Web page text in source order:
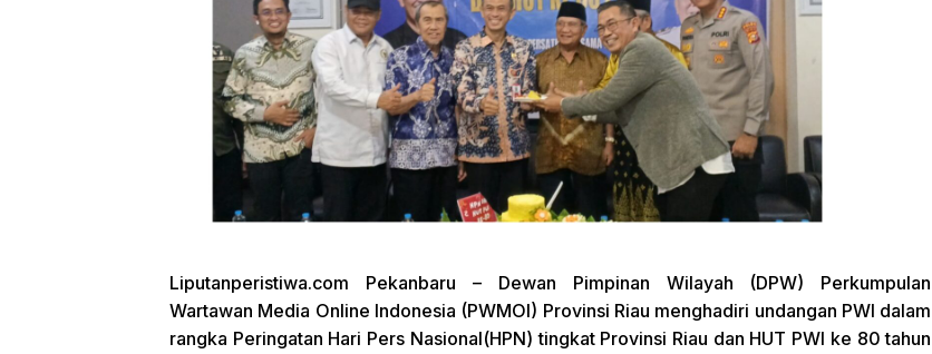
Liputanperistiwa.com Pekanbaru – Dewan Pimpinan Wilayah (DPW) Perkumpulan
Wartawan Media Online Indonesia (PWMOI) Provinsi Riau menghadiri undangan PWI dalam
rangka Peringatan Hari Pers Nasional(HPN) tingkat Provinsi Riau dan HUT PWI ke 80 tahun